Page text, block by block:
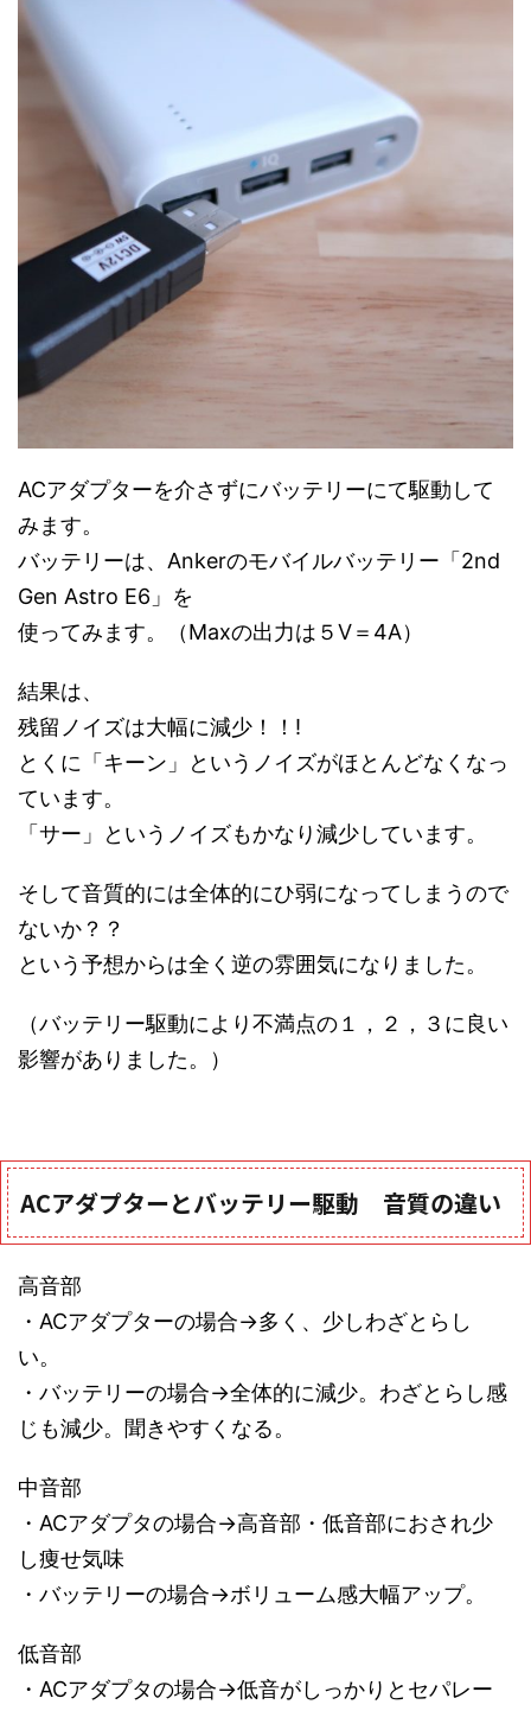
ACアダプターを介さずにバッテリーにて駆動して
みます。
バッテリーは、Ankerのモバイルバッテリー「2nd
Gen Astro E6」を
使ってみます。（Maxの出力は５V＝4A）
結果は、
残留ノイズは大幅に減少！！!
とくに「キーン」というノイズがほとんどなくなっ
ています。
「サー」というノイズもかなり減少しています。
そして音質的には全体的にひ弱になってしまうので
ないか？？
という予想からは全く逆の雰囲気になりました。
（バッテリー駆動により不満点の１，２，３に良い
影響がありました。）
ACアダプターとバッテリー駆動 音質の違い
高音部
・ACアダプターの場合→多く、少しわざとらし
い。
・バッテリーの場合→全体的に減少。わざとらし感
じも減少。聞きやすくなる。
中音部
・ACアダプタの場合→高音部・低音部におされ少
し痩せ気味
・バッテリーの場合→ボリューム感大幅アップ。
低音部
・ACアダプタの場合→低音がしっかりとセパレー